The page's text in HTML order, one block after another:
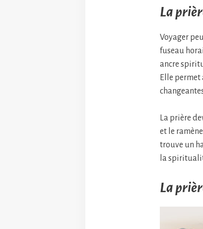
La
Voyager
fuseau
ancre
Elle permet
La prière
et le
trouve un
la
La